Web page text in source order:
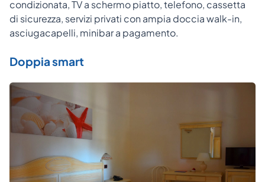
condizionata, TV a schermo piatto, telefono, cassetta
di sicurezza, servizi privati con ampia doccia walk-in,
asciugacapelli, minibar a pagamento.
Doppia smart